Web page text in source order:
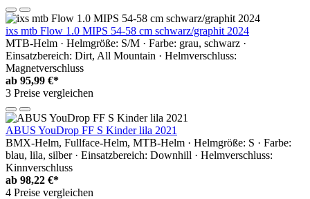
ixs mtb Flow 1.0 MIPS 54-58 cm schwarz/graphit 2024
MTB-Helm · Helmgröße: S/M · Farbe: grau, schwarz ·
Einsatzbereich: Dirt, All Mountain · Helmverschluss:
Magnetverschluss
ab 95,99 €*
3 Preise vergleichen
ABUS YouDrop FF S Kinder lila 2021
BMX-Helm, Fullface-Helm, MTB-Helm · Helmgröße: S · Farbe:
blau, lila, silber · Einsatzbereich: Downhill · Helmverschluss:
Kinnverschluss
ab 98,22 €*
4 Preise vergleichen